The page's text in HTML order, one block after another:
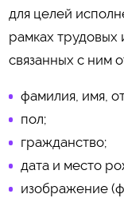
для целей
рамках
связанных с ним
фамилия, имя,
пол;
гражданство;
дата и место
изображение